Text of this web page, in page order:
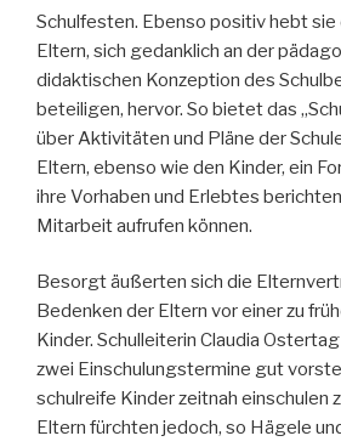
Schulfesten. Ebenso positiv hebt
Eltern, sich gedanklich an der
didaktischen Konzeption des
beteiligen, hervor. So bietet das
über Aktivitäten und Pläne der
Eltern, ebenso wie den Kinder, ein
ihre Vorhaben und Erlebtes
Mitarbeit aufrufen können.
Besorgt äußerten sich die
Bedenken der Eltern vor einer zu
Kinder. Schulleiterin Claudia
zwei Einschulungstermine gut
schulreife Kinder zeitnah einschulen
Eltern fürchten jedoch, so Hägele